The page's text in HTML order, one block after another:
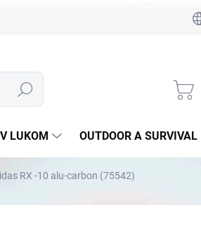
Hľadať
LUKOM OUTDOOR A SURVIVAL
RX -10 alu-carbon (75542)